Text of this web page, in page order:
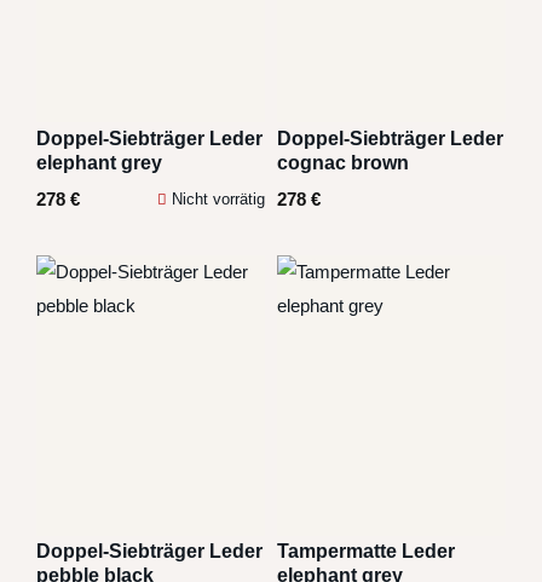
Doppel-Siebträger Leder
elephant grey
278 € Nicht vorrätig
Doppel-Siebträger Leder
cognac brown
278 €
Doppel-Siebträger Leder
pebble black
Tampermatte Leder
elephant grey